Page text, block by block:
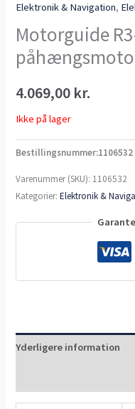
Elektronik & Navigation,
Motorguide
4.069,00 kr.
Ikke på lager
Bestillingsnummer:1106532
Varenummer (SKU): 1106532
Kategorier:Elektronik &
Yderligere information